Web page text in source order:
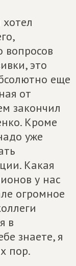
вопросов
это
еще
от
закончил
Кроме
уже
Какая
у нас
огромное
в
знаете, я
пор.